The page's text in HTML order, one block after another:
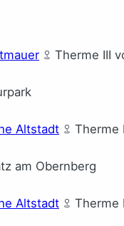
Therme III
Altstadt
Therme
am Obernberg
Altstadt
Therme